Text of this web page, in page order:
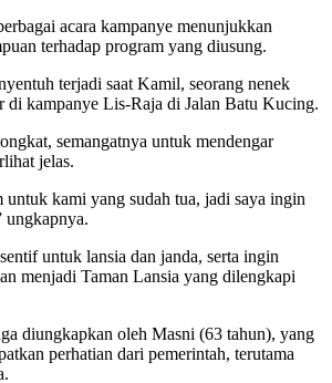
acara kampanye menunjukkan
terhadap program yang diusung.
terjadi saat Kamil, seorang nenek
di kampanye Lis-Raja di Jalan Batu Kucing.
semangatnya untuk mendengar
jelas.
untuk kami yang sudah tua, jadi saya ingin
ungkapnya.
untuk lansia dan janda, serta ingin
menjadi Taman Lansia yang dilengkapi
diungkapkan oleh Masni (63 tahun), yang
perhatian dari pemerintah, terutama